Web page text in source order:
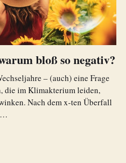
bloß so negativ?
– (auch) eine Frage
die im Klimakterium leiden,
Nach dem x-ten Überfall